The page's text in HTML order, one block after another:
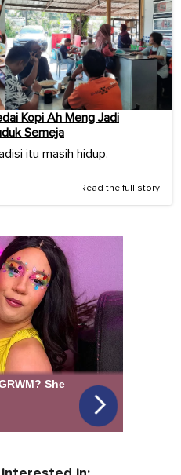
Kopi Ah Meng Jadi
Semeja
itu masih hidup.
Read the full story